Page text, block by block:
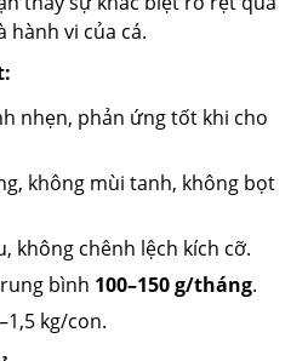
hành vi của cá.
nhẹn, phản ứng tốt khi cho
không mùi tanh, không bọt
không chênh lệch kích cỡ.
bình 100–150 g/tháng.
kg/con.